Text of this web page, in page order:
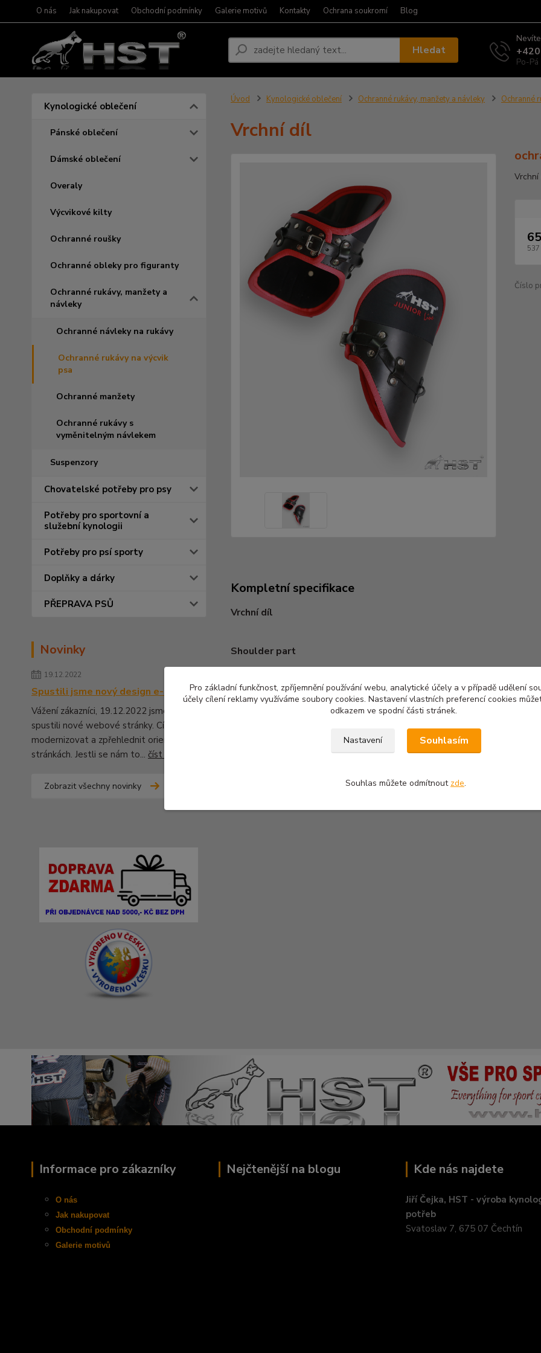
O nás Jak nakupovat Obchodní podmínky Galerie motivů Kontakty Ochrana soukromí Blog
Hledat
Po-
Kynologické oblečení
Pánské oblečení
Dámské oblečení
Overaly
Výcvikové kilty
Ochranné roušky
Ochranné obleky pro figuranty
Ochranné rukávy, manžety a
návleky
Ochranné návleky na rukávy
Ochranné rukávy na výcvik
psa
Ochranné manžety
Ochranné rukávy s
vyměnitelným návlekem
Suspenzory
Chovatelské potřeby pro psy
Potřeby pro sportovní a
služební kynologii
Potřeby pro psí sporty
Doplňky a dárky
PŘEPRAVA PSŮ
Novinky
19.12.2022
Spustili jsme nový design e-shopu
Vážení zákazníci, 19.12.2022 jsme pro Vás
spustili nové webové stránky. Cílem bylo
modernizovat a zpřehlednit orientaci na
stránkách. Jestli se nám to... číst celé
Zobrazit všechny novinky
Úvod Kynologické oblečení Ochranné rukávy, manžety a návleky Ochranné
Vrchní díl
537
Číslo
Kompletní specifikace
Vrchní díl
Shoulder part
Informace pro zákazníky
O nás
Jak nakupovat
Obchodní podmínky
Galerie motivů
Nejčtenější na blogu Kde nás najdete
Jiří Čejka, HST - výroba
potřeb
Svatoslav 7, 675 07 Čechtín
Pro základní funkčnost, zpříjemnění používání webu, analytické účely a v případě udělení
účely cílení reklamy využíváme soubory cookies. Nastavení vlastních preferencí cookies
odkazem ve spodní části stránek.
Nastavení Souhlasím
Souhlas můžete odmítnout zde.